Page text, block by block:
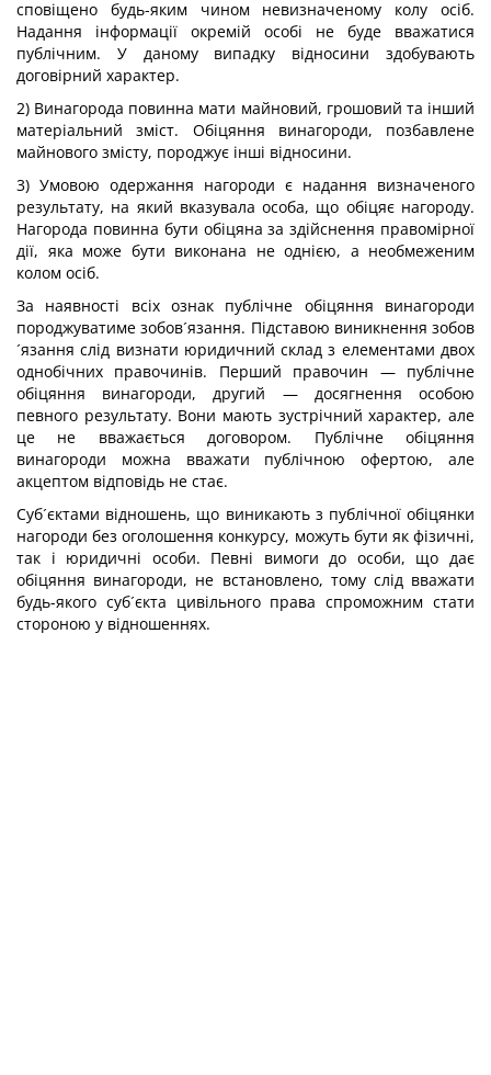
сповіщено будь-яким чином невизначеному колу осіб.
Надання інформації окремій особі не буде вважатися
публічним. У даному випадку відносини здобувають
договірний характер.
2) Винагорода повинна мати майновий, грошовий та інший
матеріальний зміст. Обіцяння винагороди, позбавлене
майнового змісту, породжує інші відносини.
3) Умовою одержання нагороди є надання визначеного
результату, на який вказувала особа, що обіцяє нагороду.
Нагорода повинна бути обіцяна за здійснення правомірної
дії, яка може бути виконана не однією, а необмеженим
колом осіб.
За наявності всіх ознак публічне обіцяння винагороди
породжуватиме зобов´язання. Підставою виникнення зобов
´язання слід визнати юридичний склад з елементами двох
однобічних правочинів. Перший правочин — публічне
обіцяння винагороди, другий — досягнення особою
певного результату. Вони мають зустрічний характер, але
це не вважається договором. Публічне обіцяння
винагороди можна вважати публічною офертою, але
акцептом відповідь не стає.
Суб´єктами відношень, що виникають з публічної обіцянки
нагороди без оголошення конкурсу, можуть бути як фізичні,
так і юридичні особи. Певні вимоги до особи, що дає
обіцяння винагороди, не встановлено, тому слід вважати
будь-якого суб´єкта цивільного права спроможним стати
стороною у відношеннях.